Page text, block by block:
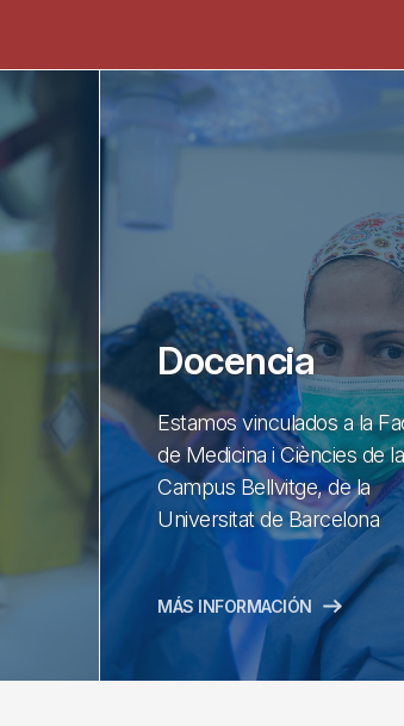
Docencia
Estamos vinculados a la
de Medicina i Ciències de
Campus Bellvitge, de la
Universitat de Barcelona
MÁS INFORMACIÓN